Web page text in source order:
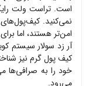
است. تراست ولت
نمی‌کنید.
امن‌تر هستند، اما
آر زد سولار سیستم
کیف پول گرم نیز
خود را به صرافی‌ها
می‌رود.